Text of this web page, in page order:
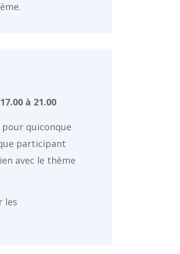
à 21.00
quiconque
participant
avec le thème
les